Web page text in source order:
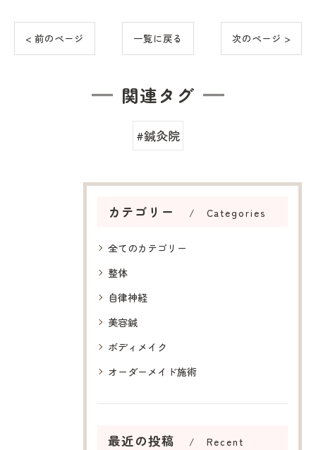
< 前のページ 一覧に戻る 次のページ >
関連タグ
#鍼灸院
カテゴリー Categories
全てのカテゴリー
整体
自律神経
美容鍼
ボディメイク
オーダーメイド施術
最近の投稿
Recent